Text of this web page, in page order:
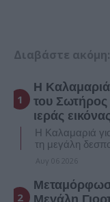
Διαβάστε ακόμη:
Η
του Σωτήρος
ιεράς εικόνας
Η Καλαμαριά
τη μεγάλη
Αυγ 06 2026